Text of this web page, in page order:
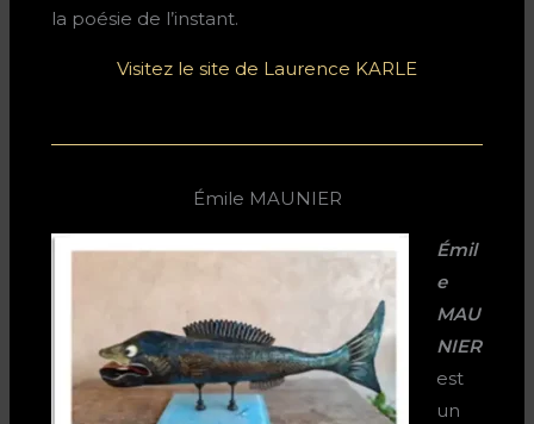
la poésie de l’instant.
Visitez le site de Laurence KARLE
Émile MAUNIER
Émil
e
MAU
NIER
est
un